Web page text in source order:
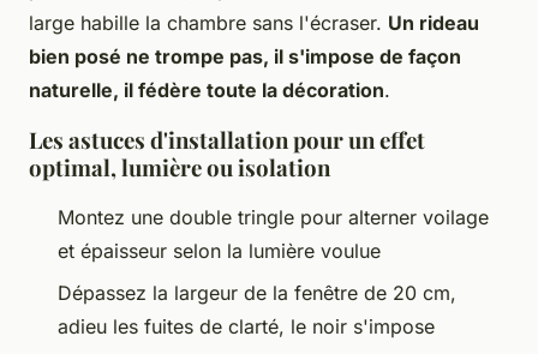
large habille la chambre sans l'écraser. Un rideau
bien posé ne trompe pas, il s'impose de façon
naturelle, il fédère toute la décoration.
Les astuces d'installation pour un effet
optimal, lumière ou isolation
Montez une double tringle pour alterner voilage
et épaisseur selon la lumière voulue
Dépassez la largeur de la fenêtre de 20 cm,
adieu les fuites de clarté, le noir s'impose